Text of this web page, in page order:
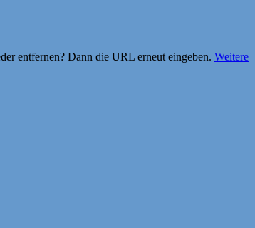
entfernen? Dann die URL erneut eingeben. Weitere